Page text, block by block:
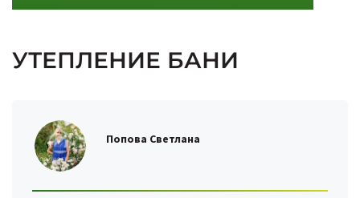
УТЕПЛЕНИЕ БАНИ
Попова Светлана